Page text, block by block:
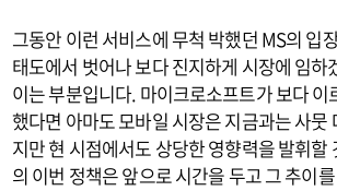
그동안 이런 서비스에 무척 박했던 MS의 입
태도에서 벗어나 보다 진지하게 시장에 임하
이는 부분입니다. 마이크로소프트가 보다 이
했다면 아마도 모바일 시장은 지금과는 사뭇
지만 현 시점에서도 상당한 영향력을 발휘할
의 이번 정책은 앞으로 시간을 두고 그 추이